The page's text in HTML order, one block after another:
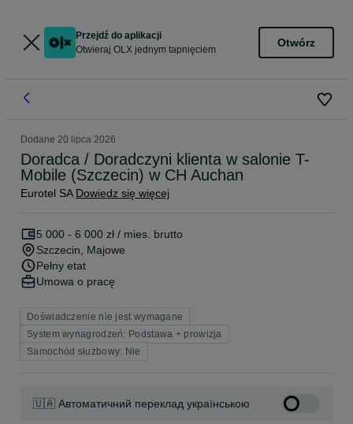
Przejdź do aplikacji
Otwieraj OLX jednym tapnięciem
Otwórz
Dodane 20 lipca 2026
Doradca / Doradczyni klienta w salonie T-
Mobile (Szczecin) w CH Auchan
Eurotel SA Dowiedz się więcej
5 000 - 6 000 zł / mies. brutto
Szczecin , Majowe
Pełny etat
Umowa o pracę
Doświadczenie nie jest wymagane
System wynagrodzeń: Podstawa + prowizja
Samochód służbowy: Nie
🇺🇦 Автоматичний переклад українською